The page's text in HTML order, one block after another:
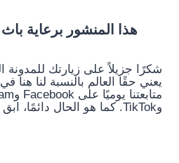
هذا المنشور برعاية
شكرًا جزيلاً على زيارتك للمدونة
يعني حقًا العالم بالنسبة لنا هنا
وTikTok. كما هو الحال دائمًا، ابق مريحًا!